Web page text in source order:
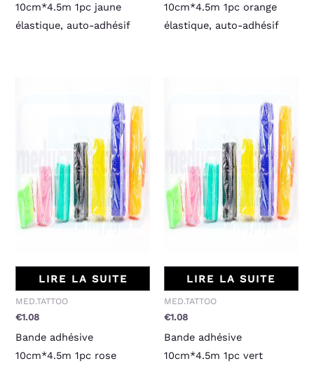
10cm*4.5m 1pc jaune
élastique, auto-adhésif
10cm*4.5m 1pc orange
élastique, auto-adhésif
LIRE LA SUITE
MED.TATTOO
€1.08
Bande adhésive
10cm*4.5m 1pc rose
LIRE LA SUITE
MED.TATTOO
€1.08
Bande adhésive
10cm*4.5m 1pc vert